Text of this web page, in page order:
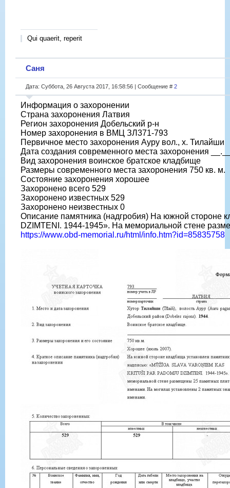
Qui quaerit, reperit
Саня
Дата: Суббота, 26 Августа 2017, 16:58:56 | Сообщение # 2
Информация о захоронении
Страна захоронения Латвия
Регион захоронения Добельский р-н
Номер захоронения в ВМЦ ЗЛ371-793
Первичное место захоронения Ауру вол., х. Тилайши
Дата создания современного места захоронения
Вид захоронения воинское братское кладбище
Размеры современного места захоронения 750 кв. м.
Состояние захоронения хорошее
Захоронено всего 529
Захоронено известных 529
Захоронено неизвестных 0
Описание памятника (надгробия) На южной стороне
DZIMTENI. 1944-1945». На мемориальной стене
https://www.obd-memorial.ru/html/info.htm?id=85835758